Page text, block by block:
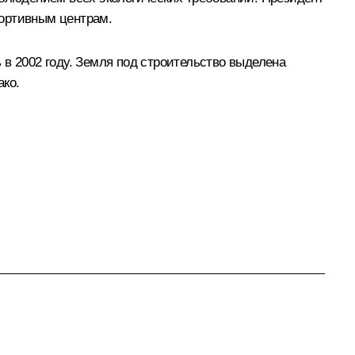
центрам.
2002 году. Земля под строительство выделена